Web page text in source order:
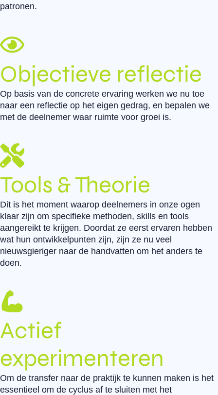
patronen.
Objectieve reflectie
Op basis van de concrete ervaring werken we nu toe
naar een reflectie op het eigen gedrag, en bepalen we
met de deelnemer waar ruimte voor groei is.
Tools & Theorie
Dit is het moment waarop deelnemers in onze ogen
klaar zijn om specifieke methoden, skills en tools
aangereikt te krijgen. Doordat ze eerst ervaren hebben
wat hun ontwikkelpunten zijn, zijn ze nu veel
nieuwsgieriger naar de handvatten om het anders te
doen.
Actief
experimenteren
Om de transfer naar de praktijk te kunnen maken is het
essentieel om de cyclus af te sluiten met het